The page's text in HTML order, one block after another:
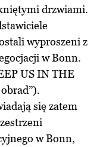
drzwiami.
wyproszeni z
w Bonn.
US IN THE
się zatem
w Bonn,